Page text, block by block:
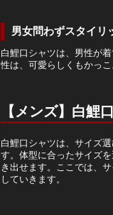
男女問わずスタイリ
白鯉口シャツは、男性が
性は、可愛らしくもかっ
【メンズ】白鯉
白鯉口シャツは、サイズ
す。体型に合ったサイズ
き出せます。ここでは、
していきます。